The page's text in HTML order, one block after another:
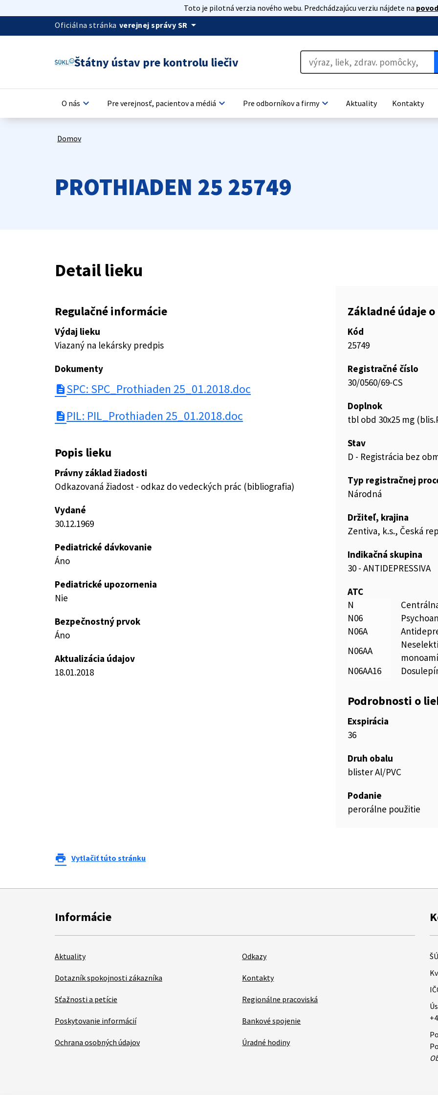
Toto je pilotná verzia nového webu. Predchádzajúcu verziu nájdete na
Oficiálna stránka verejnej správy SR arrow_drop_down
Štátny ústav pre kontrolu liečiv
O nás keyboard_arrow_down Pre verejnosť, pacientov a médiá keyboard_arrow_down Pre odborníkov a firmykeyboard_arrow_down Aktuality Kontakty
Domov
PROTHIADEN 25 25749
Detail lieku
Regulačné informácie
Výdaj lieku
Viazaný na lekársky predpis
Dokumenty
description SPC: SPC_Prothiaden 25_01.2018.doc
description PIL: PIL_Prothiaden 25_01.2018.doc
Popis lieku
Právny základ žiadosti
Odkazovaná žiadost - odkaz do vedeckých prác (bibliografia)
Vydané
30.12.1969
Pediatrické dávkovanie
Áno
Pediatrické upozornenia
Nie
Bezpečnostný prvok
Áno
Aktualizácia údajov
18.01.2018
Základné údaje
Kód
25749
Registračné číslo
30/0560/69-CS
Doplnok
tbl obd 30x25 mg
Stav
D - Registrácia bez
Typ registračnej
Národná
Držiteľ, krajina
Zentiva, k.s., Česká
Indikačná skupina
30 - ANTIDEPRESSIVA
ATC
N
N06
N06A
N06AA
N06AA16
Podrobnosti o
Exspirácia
36
Druh obalu
blister Al/PVC
Podanie
perorálne použitie
print Vytlačiť túto stránku
Informácie
Aktuality
Dotazník spokojnosti zákazníka
Sťažnosti a petície
Poskytovanie informácií
Ochrana osobných údajov
Odkazy
Kontakty
Regionálne pracoviská
Bankové spojenie
Úradné hodiny